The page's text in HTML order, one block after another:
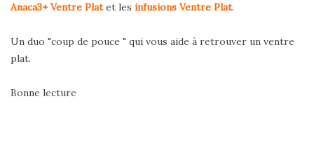
Anaca3+ Ventre Platet les infusions Ventre Plat.
Un duo "coup de pouce " qui vous aide à retrouver un ventre
plat.
Bonne lecture